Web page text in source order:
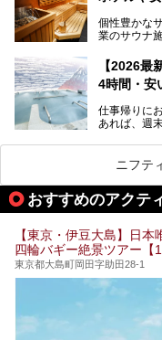
個性豊かな
業のサウナ
を旅の目的
ど、自分の
魅力です。
最近では、
い個室サウ
ら、特にお
してみてく
【2026最
4時間・安
仕事帰りに
あれば、週
また、終電
る場所があ
しょうか。
そこで本記
24時間営業
い施設、デ
が充実した
ださい。
ニフテ
おすすめのアクテ
【東京・伊豆大島】日
四輪バギー絶景ツアー【
東京都大島町岡田字助田28-1